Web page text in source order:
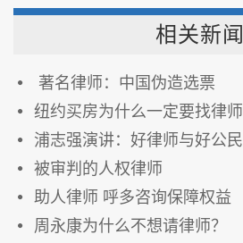
相关新闻
著名律师：中国伪造选票
纽约买房为什么一定要找律师
浦志强演讲：好律师与好公民
被审判的人权律师
助人律师 呼多咨询保障权益
周永康为什么不想请律师？